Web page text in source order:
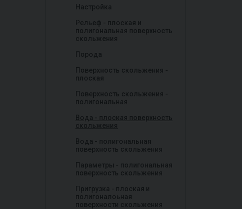
Настройка
Рельеф - плоская и
полигональная поверхность
скольжения
Порода
Поверхность скольжения -
плоская
Поверхность скольжения -
полигональная
Вода - плоская поверхность
скольжения
Вода - полигональная
поверхность скольжения
Параметры - полигональная
поверхность скольжения
Пригрузка - плоская и
полигоналоьная
поверхности скольжения